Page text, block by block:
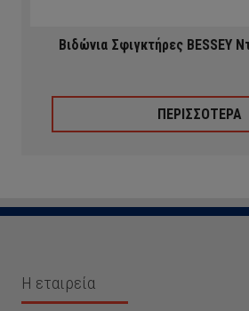
Βιδώνια Σφιγκτήρες BESSEY
ΠΕΡΙΣΣΟΤΕΡΑ
Η εταιρεία